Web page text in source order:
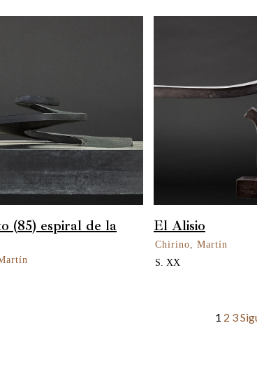
(85) espiral de la
El Alisio
Chirino, Martín
S. XX
1 2 3